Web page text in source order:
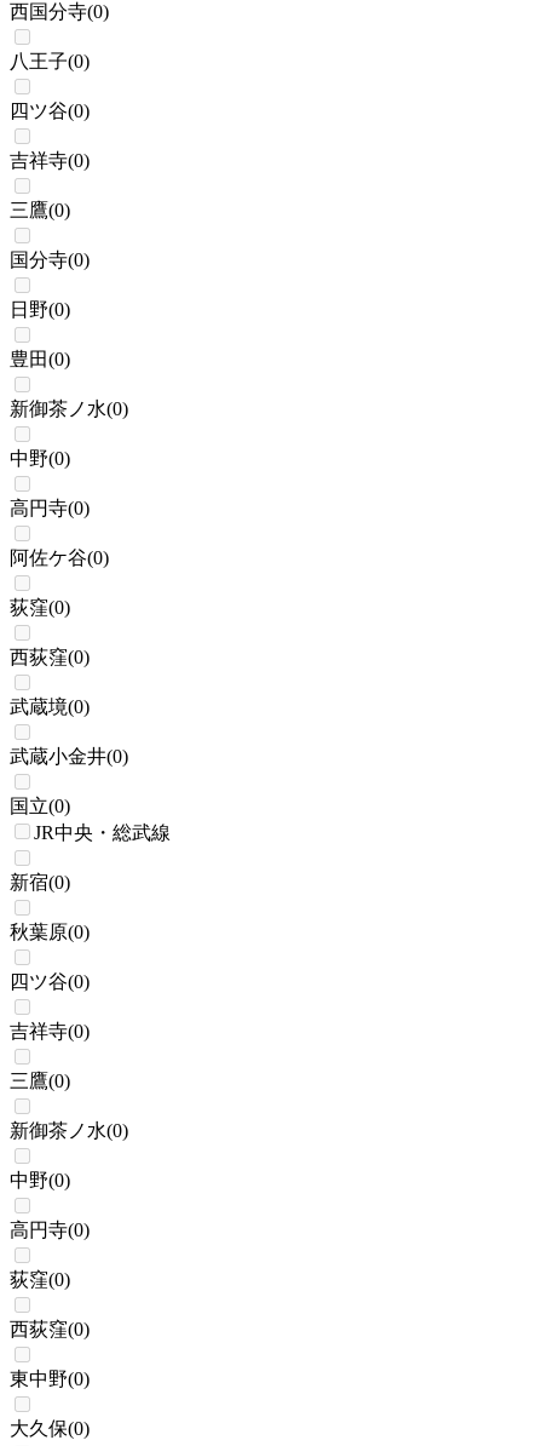
西国分寺(0)
八王子(0)
四ツ谷(0)
吉祥寺(0)
三鷹(0)
国分寺(0)
日野(0)
豊田(0)
新御茶ノ水(0)
中野(0)
高円寺(0)
阿佐ケ谷(0)
荻窪(0)
西荻窪(0)
武蔵境(0)
武蔵小金井(0)
国立(0)
JR中央・総武線
新宿(0)
秋葉原(0)
四ツ谷(0)
吉祥寺(0)
三鷹(0)
新御茶ノ水(0)
中野(0)
高円寺(0)
荻窪(0)
西荻窪(0)
東中野(0)
大久保(0)